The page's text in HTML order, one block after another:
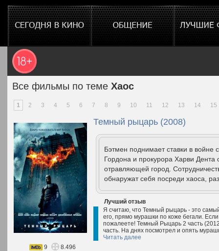
Все фильмы по теме Хаос
1 2 3 4 5 6 7 8 9 10 11 12 13 14 15
Темный рыцарь (2008)
Бэтмен поднимает ставки в
Гордона и прокурора Харви Дента
отравляющей город.
обнаружат себя посреди хаоса,
Лучший отзыв
Я считаю, что Темный рыцарь - это
его, прямо мурашки по коже бегали.
пожалеете! Темный Рыцарь 2 часть
часть. На днях посмотрел и опять
Читать далее
9
8.496